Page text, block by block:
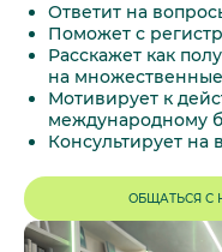
Ответит на
Поможет с
Расскажет как
на
Мотивирует к
международному
Консультирует на
ОБЩАТЬСЯ С